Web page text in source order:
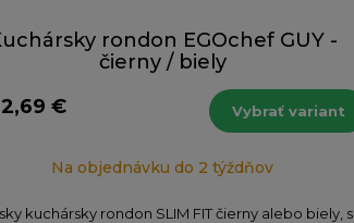
rondon EGOchef GUY -
čierny / biely
€
Vybrať variant
Na objednávku do 2 týždňov
kuchársky rondon SLIM FIT čierny alebo biely, s